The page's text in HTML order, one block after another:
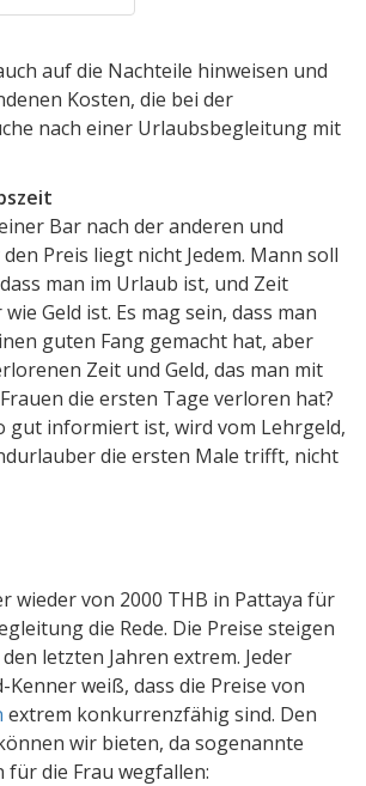
auf die Nachteile hinweisen und
Kosten, die bei der
nach einer Urlaubsbegleitung mit
Bar nach der anderen und
Preis liegt nicht Jedem. Mann soll
man im Urlaub ist, und Zeit
Geld ist. Es mag sein, dass man
guten Fang gemacht hat, aber
Zeit und Geld, das man mit
die ersten Tage verloren hat?
gut informiert ist, wird vom Lehrgeld,
die ersten Male trifft, nicht
wieder von 2000 THB in Pattaya für
die Rede. Die Preise steigen
letzten Jahren extrem. Jeder
weiß, dass die Preise von
extrem konkurrenzfähig sind. Den
wir bieten, da sogenannte
die Frau wegfallen: